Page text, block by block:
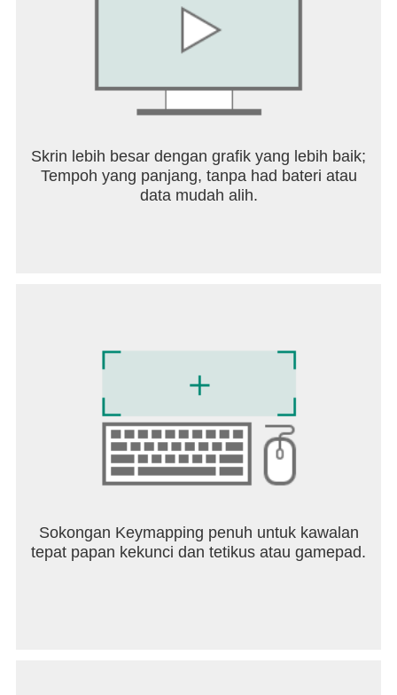
ကိုယ်ပိုင် စီရင်ဆုံးဖြတ်မှုကို ကျင့်သုံးပါ။ အခမဲ့နှင့် open
source အကြောင်းအရာ ဒေါင်းလုဒ်များကို အမြဲကြိုဆို
torrent ဆိုဒ်များမှ အလွယ်တကူဒေါင်းလုဒ်လုပ်နိုင်ရန်
Movies အမည်များစာရင်းကို ပေးထားပါသည်။
များကိုမျှ မသိမ်းဆည်းပါ။
ဉာဏပစ္စည်းမူပိုင်ခွင့်အခွင့်အရေးများကို ချိုး
ဖောက်သည်ဟု ခံစားရပါက ကျွန်ုပ်တို့ထံ စာပို့ပါ။
vikomsofttech@gmail.com တွင် အမြဲကြိုဆိုနေ
Skrin lebih besar dengan grafik yang lebih baik;
Tempoh yang panjang, tanpa had bateri atau
data mudah alih.
Sokongan Keymapping penuh untuk kawalan
tepat papan kekunci dan tetikus atau gamepad.